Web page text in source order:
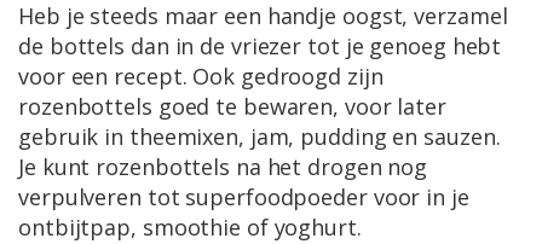
Heb je steeds maar een handje oogst, verzamel
de bottels dan in de vriezer tot je genoeg hebt
voor een recept. Ook gedroogd zijn
rozenbottels goed te bewaren, voor later
gebruik in theemixen, jam, pudding en sauzen.
Je kunt rozenbottels na het drogen nog
verpulveren tot superfoodpoeder voor in je
ontbijtpap, smoothie of yoghurt.